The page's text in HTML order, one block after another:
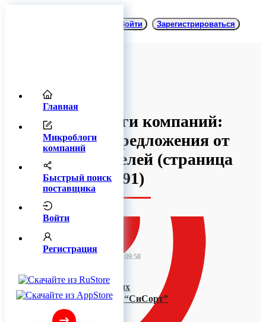
Главная
Микроблоги
компаний
Быстрый поиск
поставщика
Войти
Регистрация
Войти Зарегистрироваться
Микроблоги компаний:
товары и предложения от
производителей(cтраница
91)
14 августа 2023 09:58
Демозал алтайских
фотосепараторов “СиСорт”
откроют в Индии